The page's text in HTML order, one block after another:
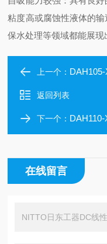
粘度高或腐蚀性液体的
保水处理等领域都能展现
上一个： DAH105-
返回列表
下一个： DAH110-
在线留言